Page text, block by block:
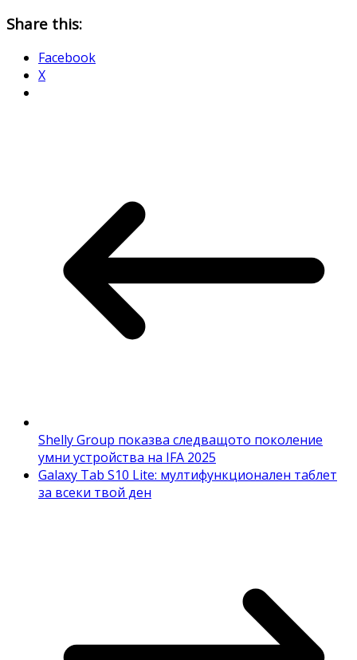
Share this:
Facebook
X
Shelly Group показва следващото поколение
умни устройства на IFA 2025
Galaxy Tab S10 Lite: мултифункционален таблет
за всеки твой ден